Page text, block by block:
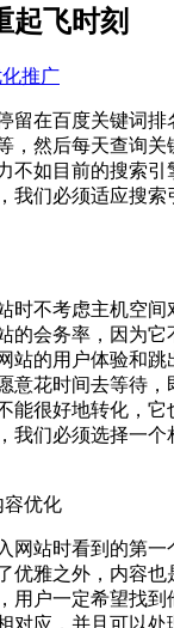
起飞时刻
推广
留在百度关键词排
，然后每天查询
不如目前的搜索
我们必须适应搜
时不考虑主机空间
的会务率，因为它
站的用户体验和
意花时间去等待
能很好地转化，它
我们必须选择一个
容优化
网站时看到的第
优雅之外，内容
用户一定希望找
对应，并且可以处